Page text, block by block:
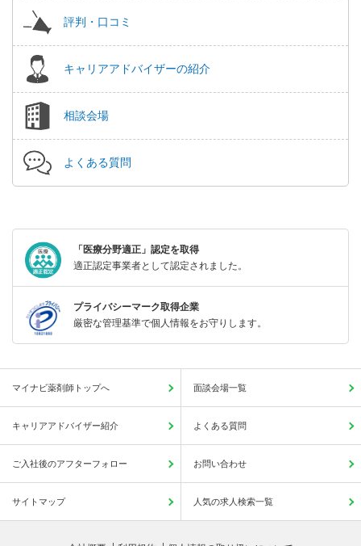
評判・口コミ
キャリアアドバイザーの紹介
相談会場
よくある質問
「医療分野適正」認定を取得
適正認定事業者として認定されました。
プライバシーマーク取得企業
厳密な管理基準で個人情報をお守りします。
マイナビ薬剤師トップへ 面談会場一覧
キャリアアドバイザー紹介 よくある質問
ご入社後のアフターフォロー お問い合わせ
サイトマップ 人気の求人検索一覧